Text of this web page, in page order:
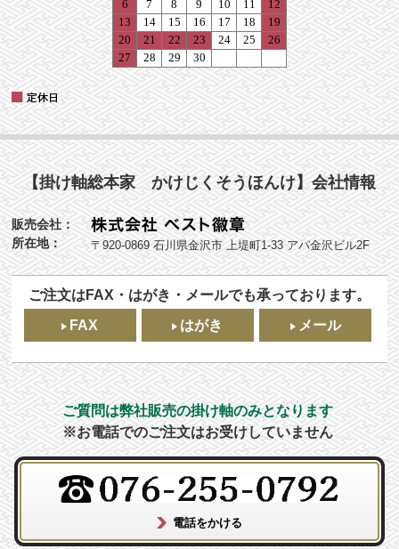
【掛け軸総本家 かけじくそうほんけ】会社情報
販売会社：
所在地：
〒920-0869 石川県金沢市 上堤町1-33 アパ金沢ビル2F
ご注文はFAX・はがき・メールでも承っております。
FAX
はがき メール
ご質問は弊社販売の掛け軸のみとなります
※お電話でのご注文はお受けしていません